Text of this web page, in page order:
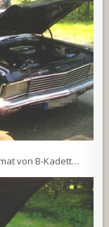
von B-Kadett…